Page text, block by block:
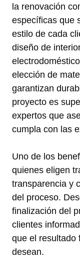
la renovación
específicas que
estilo de cada
diseño de
elección de
garantizan
proyecto es
expertos que
cumpla con las
Uno de los
quienes eligen
transparencia y
del proceso.
finalización del
clientes
que el resultado
desean.